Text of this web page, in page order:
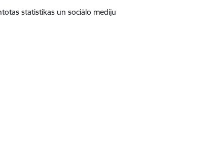
statistikas un sociālo mediju